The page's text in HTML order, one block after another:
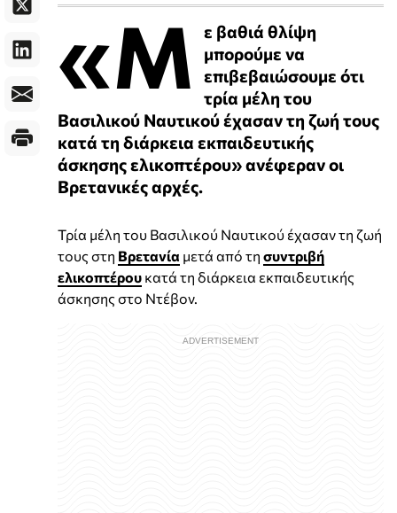
«Μ
ε βαθιά θλίψη
μπορούμε να
επιβεβαιώσουμε ότι
τρία μέλη του
Βασιλικού Ναυτικού έχασαν τη ζωή τους
κατά τη διάρκεια εκπαιδευτικής
άσκησης ελικοπτέρου» ανέφεραν οι
Βρετανικές αρχές.
Τρία μέλη του Βασιλικού Ναυτικού έχασαν τη ζωή
τους στη Βρετανία μετά από τη συντριβή
ελικοπτέρου κατά τη διάρκεια εκπαιδευτικής
άσκησης στο Ντέβον.